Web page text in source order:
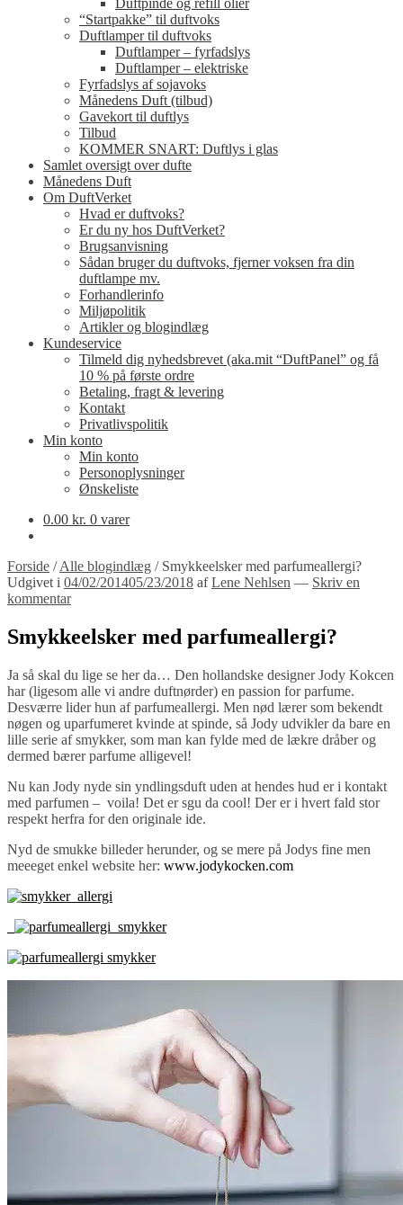
Duftpinde og refill olier
“Startpakke” til duftvoks
Duftlamper til duftvoks
Duftlamper – fyrfadslys
Duftlamper – elektriske
Fyrfadslys af sojavoks
Månedens Duft (tilbud)
Gavekort til duftlys
Tilbud
KOMMER SNART: Duftlys i glas
Samlet oversigt over dufte
Månedens Duft
Om DuftVerket
Hvad er duftvoks?
Er du ny hos DuftVerket?
Brugsanvisning
Sådan bruger du duftvoks, fjerner voksen fra din
duftlampe mv.
Forhandlerinfo
Miljøpolitik
Artikler og blogindlæg
Kundeservice
Tilmeld dig nyhedsbrevet (aka.mit “DuftPanel” og få
10 % på første ordre
Betaling, fragt & levering
Kontakt
Privatlivspolitik
Min konto
Min konto
Personoplysninger
Ønskeliste
0.00 kr. 0 varer
Forside /Alle blogindlæg / Smykkeelsker med parfumeallergi?
Udgivet i 04/02/201405/23/2018 afLene Nehlsen — Skriv en
kommentar
Smykkeelsker med parfumeallergi?
Ja så skal du lige se her da… Den hollandske designer Jody Kokcen
har (ligesom alle vi andre duftnørder) en passion for parfume.
Desværre lider hun af parfumeallergi. Men nød lærer som bekendt
nøgen og uparfumeret kvinde at spinde, så Jody udvikler da bare en
lille serie af smykker, som man kan fylde med de lækre dråber og
dermed bærer parfume alligevel!
Nu kan Jody nyde sin yndlingsduft uden at hendes hud er i kontakt
med parfumen – voila! Det er sgu da cool! Der er i hvert fald stor
respekt herfra for den originale ide.
Nyd de smukke billeder herunder, og se mere på Jodys fine men
meeeget enkel website her: www.jodykocken.com